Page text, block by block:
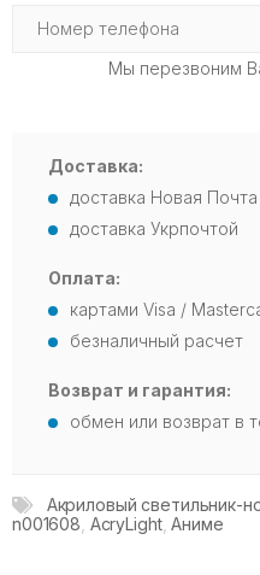
Мы перезвоним
Доставка:
доставка Новая Почта
доставка Укрпочтой
Оплата:
картами Visa /
безналичный расчет
Возврат и гарантия:
обмен или возврат в
Акриловый светильник-
n001608 AcryLight,Аниме